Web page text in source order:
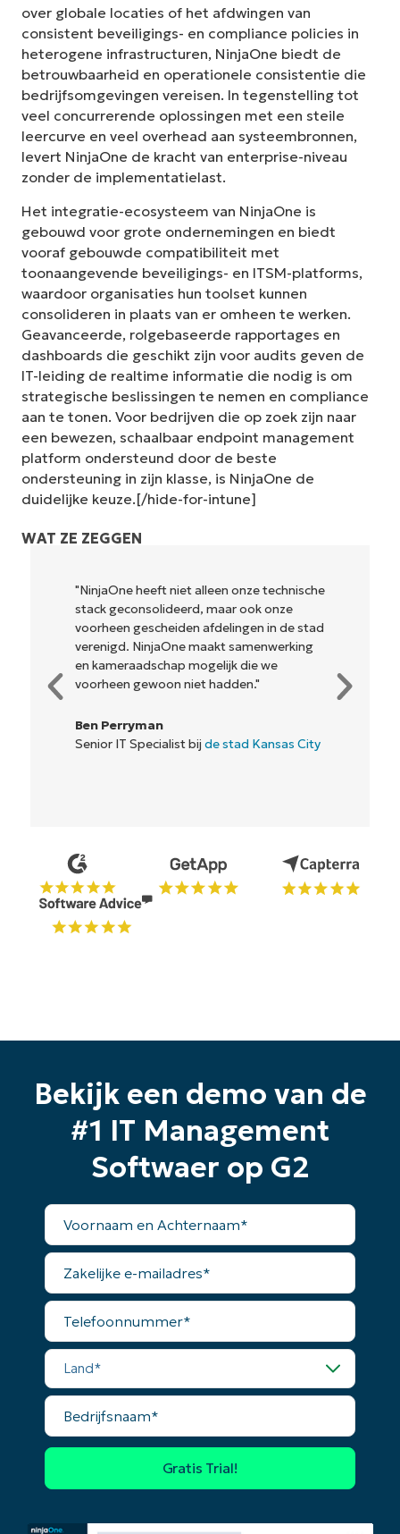
over globale locaties of het afdwingen van
consistent beveiligings- en compliance policies in
heterogene infrastructuren, NinjaOne biedt de
betrouwbaarheid en operationele consistentie die
bedrijfsomgevingen vereisen. In tegenstelling tot
veel concurrerende oplossingen met een steile
leercurve en veel overhead aan systeembronnen,
levert NinjaOne de kracht van enterprise-niveau
zonder de implementatielast.
Het integratie-ecosysteem van NinjaOne is
gebouwd voor grote ondernemingen en biedt
vooraf gebouwde compatibiliteit met
toonaangevende beveiligings- en ITSM-platforms,
waardoor organisaties hun toolset kunnen
consolideren in plaats van er omheen te werken.
Geavanceerde, rolgebaseerde rapportages en
dashboards die geschikt zijn voor audits geven de
IT-leiding de realtime informatie die nodig is om
strategische beslissingen te nemen en compliance
aan te tonen. Voor bedrijven die op zoek zijn naar
een bewezen, schaalbaar endpoint management
platform ondersteund door de beste
ondersteuning in zijn klasse, is NinjaOne de
duidelijke keuze.[/hide-for-intune]
WAT ZE ZEGGEN
"NinjaOne heeft niet alleen onze technische
stack geconsolideerd, maar ook onze
voorheen gescheiden afdelingen in de stad
verenigd. NinjaOne maakt samenwerking
en kameraadschap mogelijk die we
voorheen gewoon niet hadden."
Ben Perryman
Senior IT Specialist bij de stad Kansas City
Bekijk een demo van de
#1 IT Management
Softwaer op G2
Voornaam
Achternaam*
Zakelijke
mailadres*
Telefoonnummer*
Land*
Bedrijfsnaam*